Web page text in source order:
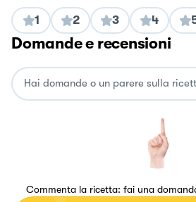
1 2 3 4
Domande e recensioni
Commenta la ricetta: fai una